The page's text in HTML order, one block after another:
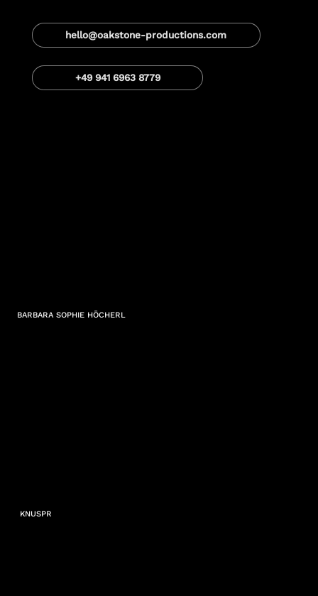
hello@oakstone-productions.com
+49 941 6963 8779
BARBARA SOPHIE HÖCHERL
KNUSPR